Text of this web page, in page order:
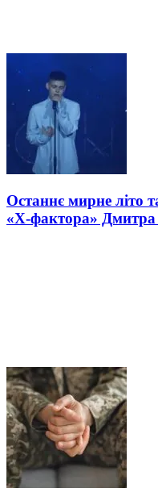
Останнє мирне літо
«Х-фактора» Дмитра